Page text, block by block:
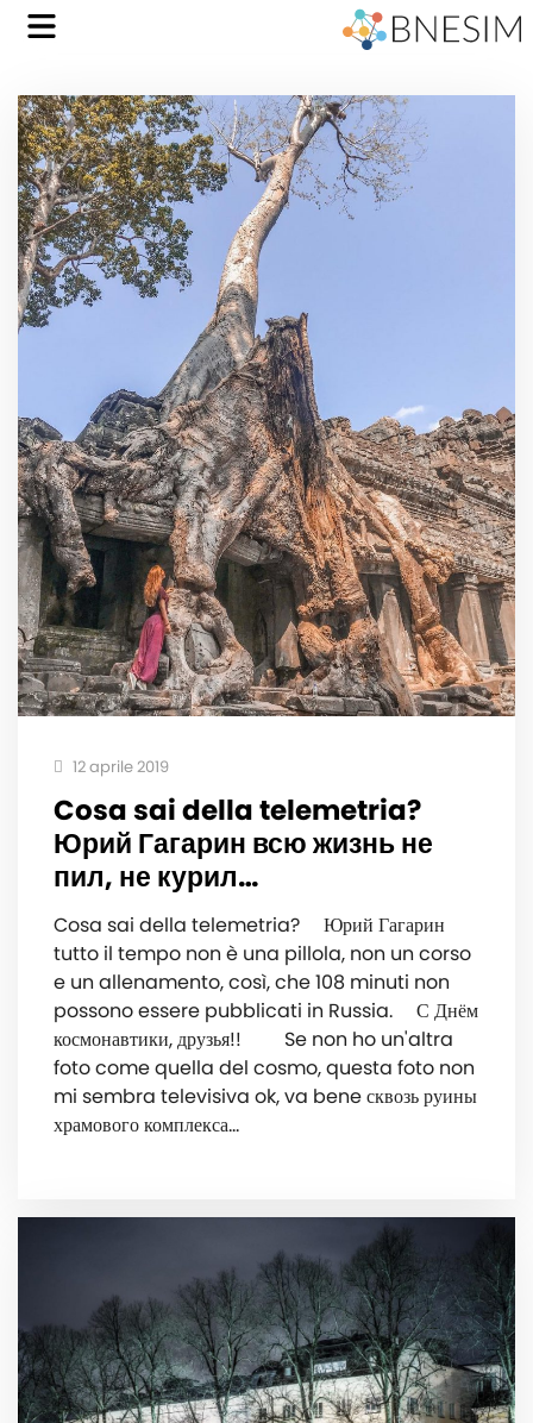
12 aprile 2019
Cosa sai della telemetria? ⠀
Юрий Гагарин всю жизнь не
пил, не курил…
Cosa sai della telemetria? ⠀ Юрий Гагарин
tutto il tempo non è una pillola, non un corso
e un allenamento, così, che 108 minuti non
possono essere pubblicati in Russia. ⠀ С Днём
космонавтики, друзья!! ⠀ ⠀ Se non ho un'altra
foto come quella del cosmo, questa foto non
mi sembra televisiva ok, va bene сквозь руины
храмового комплекса…